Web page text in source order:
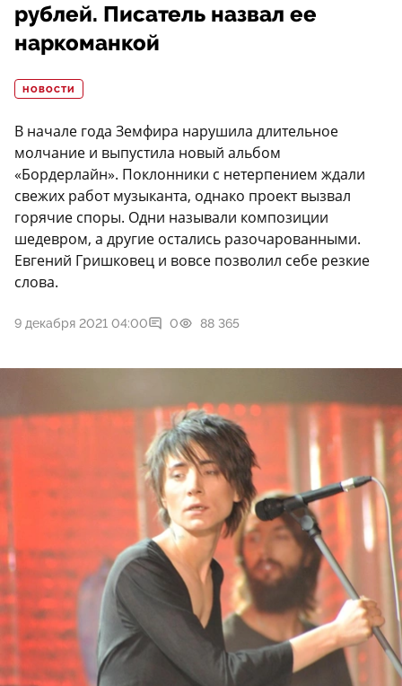
рублей. Писатель назвал ее
наркоманкой
НОВОСТИ
В начале года Земфира нарушила длительное
молчание и выпустила новый альбом
«Бордерлайн». Поклонники с нетерпением ждали
свежих работ музыканта, однако проект вызвал
горячие споры. Одни называли композиции
шедевром, а другие остались разочарованными.
Евгений Гришковец и вовсе позволил себе резкие
слова.
9 декабря 2021 04:00 0 88 365